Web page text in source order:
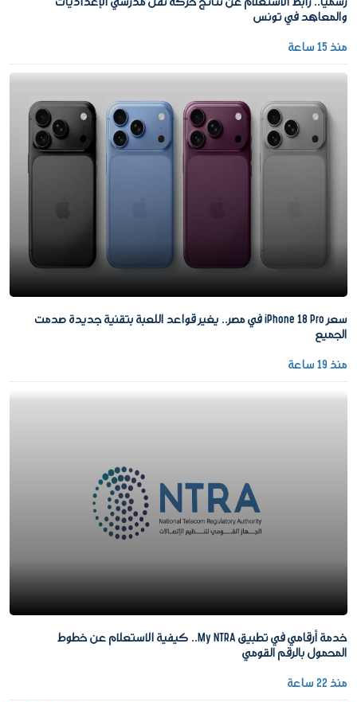
والمعاهد في تونس
منذ 15 ساعة
سعر iPhone 18 Pro في مصر.. يغير قواعد اللعبة بتقنية جديدة صدمت
الجميع
منذ 19 ساعة
خدمة أرقامي في تطبيق My NTRA.. كيفية الاستعلام عن خطوط
المحمول بالرقم القومي
منذ 22 ساعة